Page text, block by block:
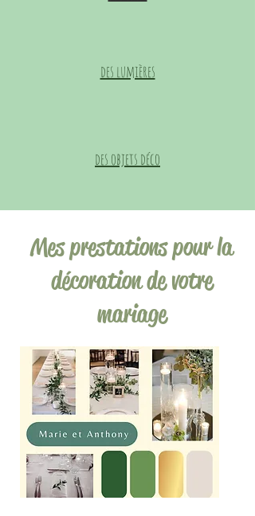
des lumières
des objets déco
Mes prestations pour la
décoration de votre
mariage